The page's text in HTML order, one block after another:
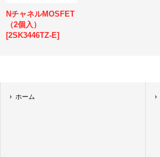
NチャネルMOSFET
（2個入）
[2SK3446TZ-E]
ホーム